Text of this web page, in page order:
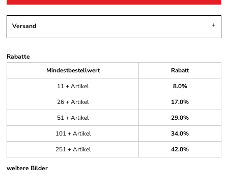
Versand
Rabatte
Mindestbestellwert
Rabatt
11 + Artikel
8.0%
26 + Artikel
17.0%
51 + Artikel
29.0%
101 + Artikel
34.0%
251 + Artikel
42.0%
weitere Bilder